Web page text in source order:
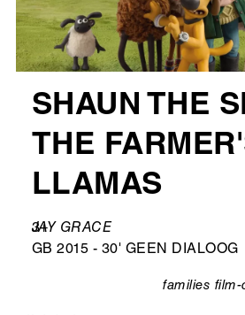
SHAUN THE
THE
LLAMAS
Leeftijd
3+
Ondertitel
JAY GRACE
GB 2015 - 30' GEEN DIALOOG
families film-